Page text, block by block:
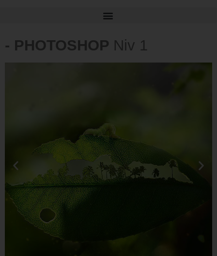
- PHOTOSHOP Niv 1